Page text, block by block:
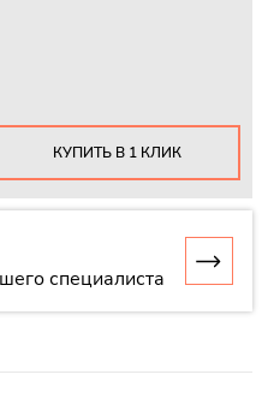
КУПИТЬ В 1 КЛИК
специалиста